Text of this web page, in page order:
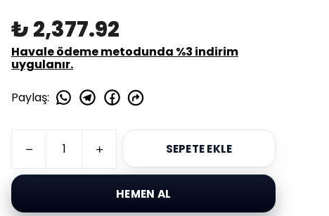
₺ 2,377.92
Havale ödeme metodunda %3 indirim
uygulanır.
Paylaş:
SEPETE EKLE
HEMEN AL